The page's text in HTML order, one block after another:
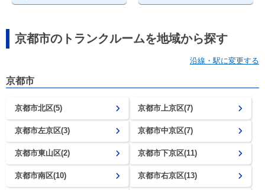
京都市のトランクルームを地域から探す
沿線・駅に変更する
京都市
京都市北区(5) 京都市上京区(7)
京都市左京区(3) 京都市中京区(7)
京都市東山区(2) 京都市下京区(11)
京都市南区(10) 京都市右京区(13)